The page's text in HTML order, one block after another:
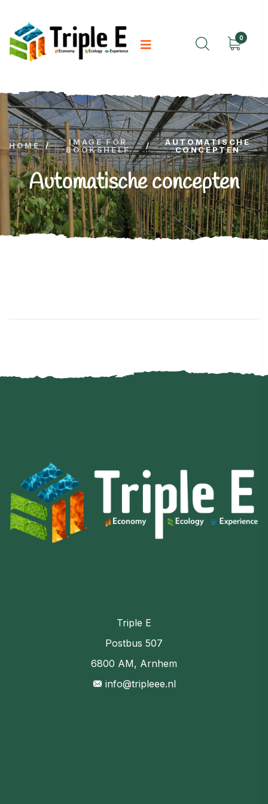
0
HOME /
IMAGE FOR
BOOKSHELF
/
AUTOMATISCHE
CONCEPTEN
Automatische concepten
Triple E
Postbus 507
6800 AM, Arnhem
info@tripleee.nl